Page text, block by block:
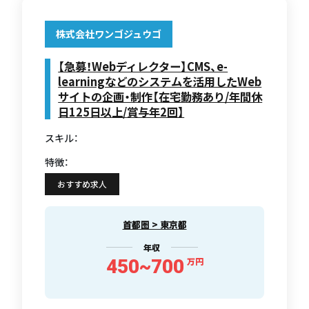
株式会社ワンゴジュウゴ
【急募！Webディレクター】CMS、e-
learningなどのシステムを活用したWeb
サイトの企画・制作【在宅勤務あり/年間休
日125日以上/賞与年2回】
スキル：
特徴：
おすすめ求人
首都圏 > 東京都
年収
450~700 万円